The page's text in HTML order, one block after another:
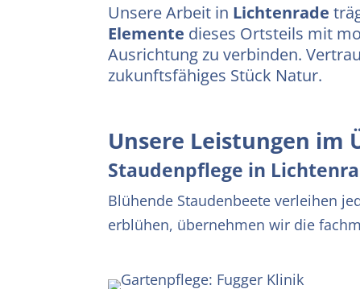
Unsere Arbeit in Lichtenrade
Elemente dieses Ortsteils mit
Ausrichtung zu verbinden.
zukunftsfähiges Stück Natur.
Unsere Leistungen im
Staudenpflege in
Blühende Staudenbeete verleihen
erblühen, übernehmen wir die